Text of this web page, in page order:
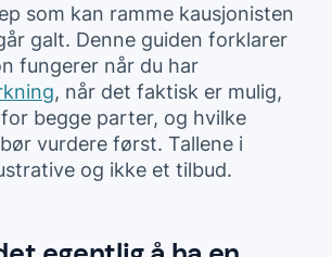
som kan ramme kausjonisten
galt. Denne guiden forklarer
fungerer når du har
, når det faktisk er mulig,
begge parter, og hvilke
vurdere først. Tallene i
og ikke et tilbud.